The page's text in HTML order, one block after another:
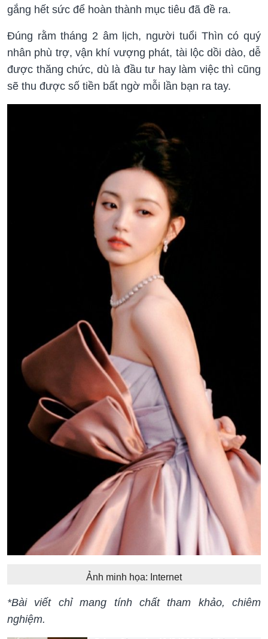
gắng hết sức để hoàn thành mục tiêu đã đề ra.
Đúng rằm tháng 2 âm lịch, người tuổi Thìn có quý
nhân phù trợ, vận khí vượng phát, tài lộc dồi dào, dễ
được thăng chức, dù là đầu tư hay làm việc thì cũng
sẽ thu được số tiền bất ngờ mỗi lần bạn ra tay.
Ảnh minh họa: Internet
*Bài viết chỉ mang tính chất tham khảo, chiêm
nghiệm.